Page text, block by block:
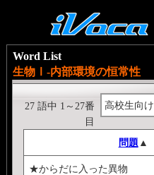
Word List
生物Ⅰ-内部環境の恒常性
高校生向け
27 語中 1～27番
目
問題 ▲
★からだに入った異物